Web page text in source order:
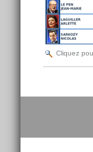
Cliquez
document